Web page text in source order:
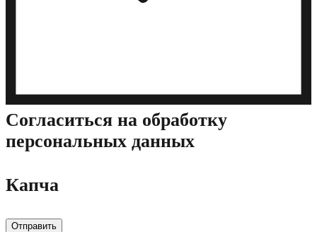
Cогласиться на обработку
персональных данных
Капча
Отправить